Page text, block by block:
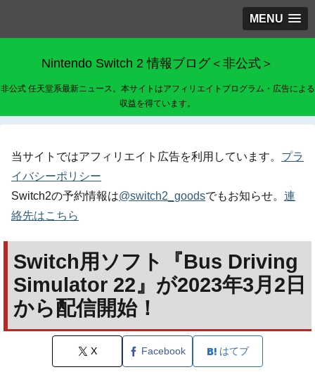
MENU
Nintendo Switch 2 情報ブログ＜非公式＞
非公式 任天堂系最新ニュース。本サイトはアフィリエイトプログラム・広告による
収益を得ています。
当サイトではアフィリエイト広告を利用しています。 プラ
イバシーポリシー
Switch2の予約情報は@switch2_goodsでもお知らせ。 連
絡先はこちら
Switch用ソフト『Bus Driving
Simulator 22』が2023年3月2日
から配信開始！
X Facebook はてブ